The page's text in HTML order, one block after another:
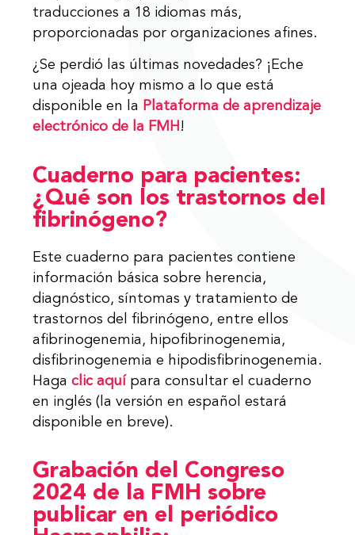
traducciones a 18 idiomas más,
proporcionadas por organizaciones afines.
¿Se perdió las últimas novedades? ¡Eche
una ojeada hoy mismo a lo que está
disponible en la Plataforma de aprendizaje
electrónico de la FMH !
Cuaderno para pacientes:
¿Qué son los trastornos del
fibrinógeno?
Este cuaderno para pacientes contiene
información básica sobre herencia,
diagnóstico, síntomas y tratamiento de
trastornos del fibrinógeno, entre ellos
afibrinogenemia, hipofibrinogenemia,
disfibrinogenemia e hipodisfibrinogenemia.
Hagaclic aquí para consultar el cuaderno
en inglés (la versión en español estará
disponible en breve).
Grabación del Congreso
2024 de la FMH sobre
publicar en el periódico